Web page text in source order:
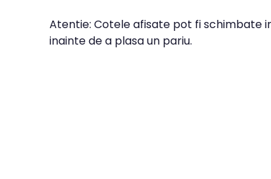
Atentie: Cotele afisate pot fi schimbate
inainte de a plasa un pariu.